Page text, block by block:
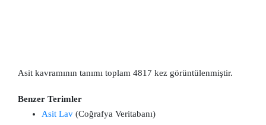
Asit kavramının tanımı toplam 4817 kez görüntülenmiştir.
Benzer Terimler
Asit Lav (Coğrafya Veritabanı)